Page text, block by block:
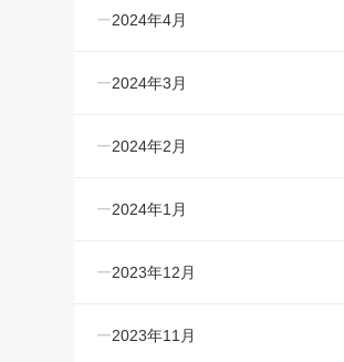
2024年4月
2024年3月
2024年2月
2024年1月
2023年12月
2023年11月